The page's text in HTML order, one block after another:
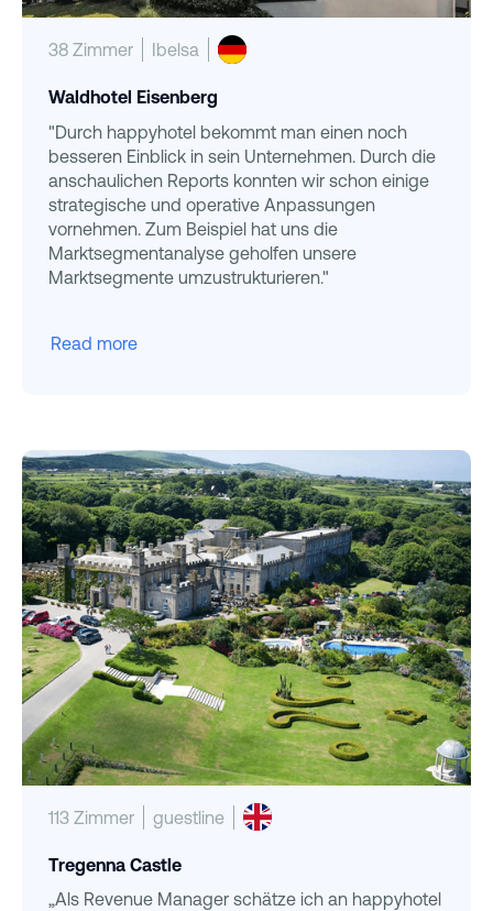
38 Zimmer Ibelsa
Waldhotel Eisenberg
"Durch happyhotel bekommt man einen noch
besseren Einblick in sein Unternehmen. Durch die
anschaulichen Reports konnten wir schon einige
strategische und operative Anpassungen
vornehmen. Zum Beispiel hat uns die
Marktsegmentanalyse geholfen unsere
Marktsegmente umzustrukturieren."
Read more
113 Zimmer guestline
Tregenna Castle
„Als Revenue Manager schätze ich an happyhotel